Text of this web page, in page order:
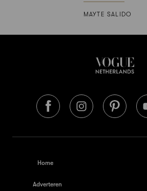
MAYTE SALIDO
Home
Adverteren